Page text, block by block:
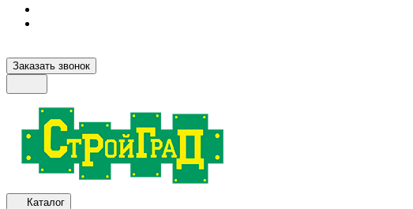
Заказать звонок
Каталог